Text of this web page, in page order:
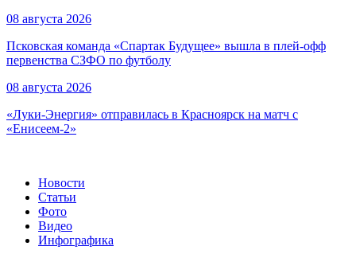
08 августа 2026
Псковская команда «Спартак Будущее» вышла в плей-офф
первенства СЗФО по футболу
08 августа 2026
«Луки-Энергия» отправилась в Красноярск на матч с
«Енисеем-2»
Новости
Статьи
Фото
Видео
Инфографика